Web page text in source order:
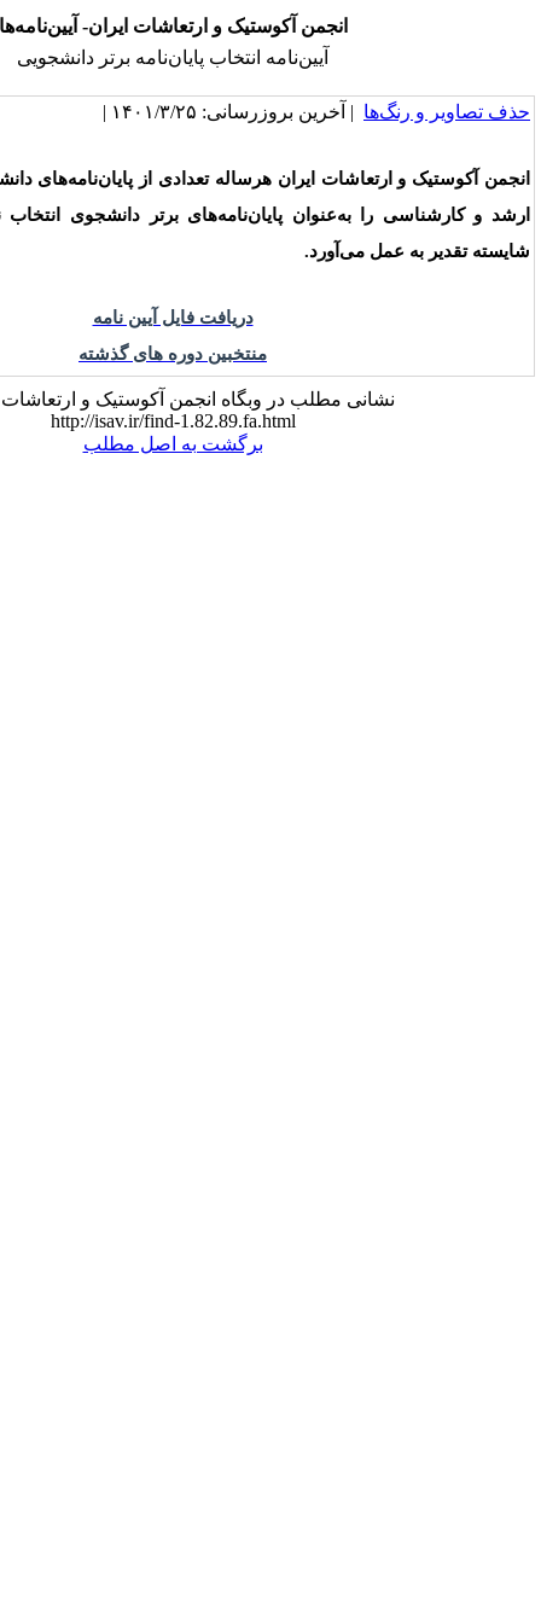
انجمن آکوستیک و ارتعاشات ایران- آیین‌نامه‌ها
آیین‌نامه انتخاب پایان‌نامه برتر دانشجویی
بروزرسانی: ۱۴۰۱/۳/۲۵ |
ایران هرساله تعدادی از پایان‌نامه‌های دانشجویان دکترا، کارشناسی
پایان‌نامه‌های برتر دانشجوی انتخاب نموده و از آن‌ها به نحو
مطلب در وبگاه انجمن آکوستیک و ارتعاشات ایران:
http://isav.ir/find-1.82.89.fa.html